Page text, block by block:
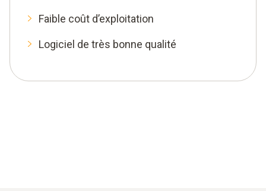
Faible coût d’exploitation
Logiciel de très bonne qualité